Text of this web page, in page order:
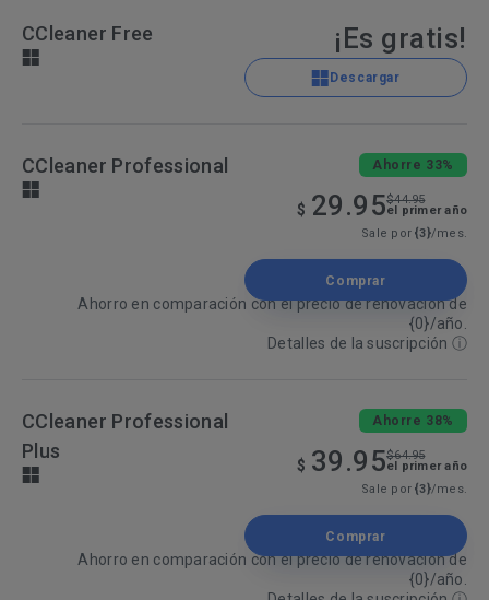
CCleaner Free ¡Es gratis!
Descargar
CCleaner Professional Ahorre 33%
$ 29.95$44.95
el primer año
Sale por{3}/mes.
Comprar
Ahorro en comparación con el precio de renovación de
{0}/año.
Detalles de la suscripción ⓘ
CCleaner Professional
Plus
Ahorre 38%
$ 39.95$64.95
el primer año
Sale por{3}/mes.
Comprar
Ahorro en comparación con el precio de renovación de
{0}/año.